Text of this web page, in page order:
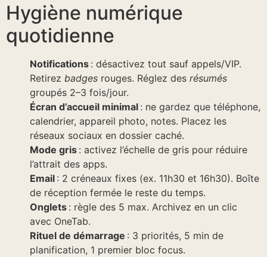
Hygiène numérique
quotidienne
Notifications : désactivez tout sauf appels/VIP.
Retirez badges rouges. Réglez des résumés
groupés 2–3 fois/jour.
Écran d’accueil minimal : ne gardez que téléphone,
calendrier, appareil photo, notes. Placez les
réseaux sociaux en dossier caché.
Mode gris : activez l’échelle de gris pour réduire
l’attrait des apps.
Email : 2 créneaux fixes (ex. 11h30 et 16h30). Boîte
de réception fermée le reste du temps.
Onglets : règle des 5 max. Archivez en un clic
avec OneTab.
Rituel de démarrage : 3 priorités, 5 min de
planification, 1 premier bloc focus.